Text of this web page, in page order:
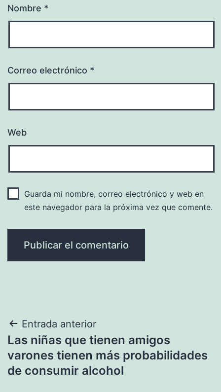
Nombre *
Correo electrónico *
Web
Guarda mi nombre, correo electrónico y web en
este navegador para la próxima vez que comente.
Navegación
de
entradas
Entrada anterior
Las niñas que tienen amigos
varones tienen más probabilidades
de consumir alcohol